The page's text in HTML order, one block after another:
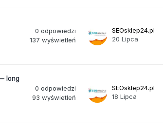
0 odpowiedzi
137 wyświetleń
SEOsklep24.pl
20 Lipca
long
0 odpowiedzi
93 wyświetleń
SEOsklep24.pl
18 Lipca